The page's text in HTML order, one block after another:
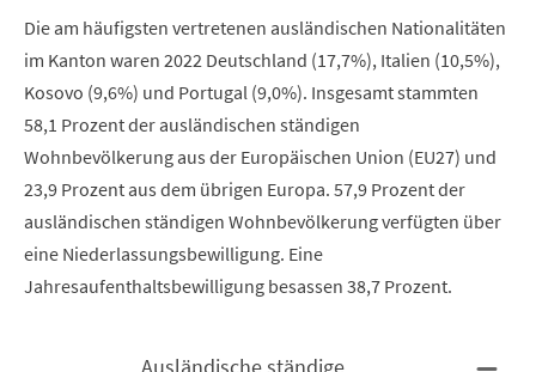
Die am häufigsten vertretenen ausländischen Nationalitäten
im Kanton waren 2022 Deutschland (17,7%), Italien (10,5%),
Kosovo (9,6%) und Portugal (9,0%). Insgesamt stammten
58,1 Prozent der ausländischen ständigen
Wohnbevölkerung aus der Europäischen Union (EU27) und
23,9 Prozent aus dem übrigen Europa. 57,9 Prozent der
ausländischen ständigen Wohnbevölkerung verfügten über
eine Niederlassungsbewilligung. Eine
Jahresaufenthaltsbewilligung besassen 38,7 Prozent.